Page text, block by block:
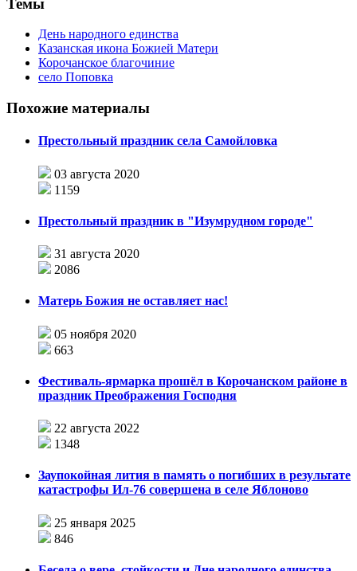
День народного единства
Казанская икона Божией Матери
Корочанское благочиние
село Поповка
Похожие материалы
Престольный праздник села Самойловка
03 августа 2020
1159
Престольный праздник в "Изумрудном городе"
31 августа 2020
2086
Матерь Божия не оставляет нас!
05 ноября 2020
663
Фестиваль-ярмарка прошёл в Корочанском районе в
праздник Преображения Господня
22 августа 2022
1348
Заупокойная лития в память о погибших в результате
катастрофы Ил-76 совершена в селе Яблоново
25 января 2025
846